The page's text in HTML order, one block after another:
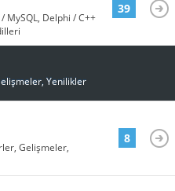
MySQL, Delphi / C++
39
Yenilikler
Gelişmeler,
8